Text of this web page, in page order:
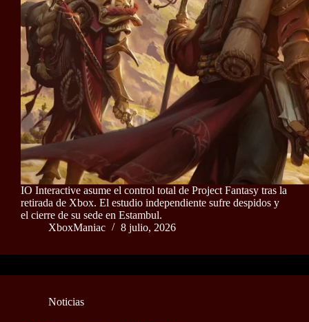
IO Interactive asume el control total de Project Fantasy tras la
retirada de Xbox. El estudio independiente sufre despidos y
el cierre de su sede en Estambul.
XboxManiac
8 julio, 2026
Noticias